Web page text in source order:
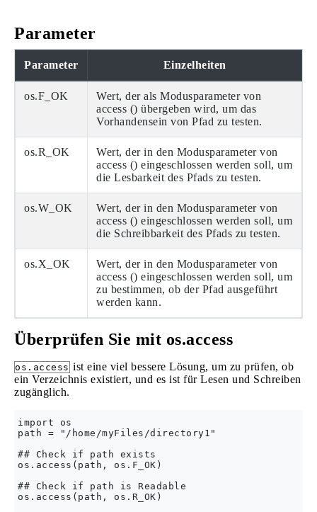
Parameter
Parameter Einzelheiten
os.F_OK
Wert, der als Modusparameter von
access () übergeben wird, um das
Vorhandensein von Pfad zu testen.
os.R_OK
Wert, der in den Modusparameter von
access () eingeschlossen werden soll, um
die Lesbarkeit des Pfads zu testen.
os.W_OK
Wert, der in den Modusparameter von
access () eingeschlossen werden soll, um
die Schreibbarkeit des Pfads zu testen.
os.X_OK
Wert, der in den Modusparameter von
access () eingeschlossen werden soll, um
zu bestimmen, ob der Pfad ausgeführt
werden kann.
Überprüfen Sie mit os.access
os.access ist eine viel bessere Lösung, um zu prüfen, ob
ein Verzeichnis existiert, und es ist für Lesen und Schreiben
zugänglich.
import os
path = "/home/myFiles/directory1"
## Check if path exists
os.access(path, os.F_OK)
## Check if path is Readable
os.access(path, os.R_OK)